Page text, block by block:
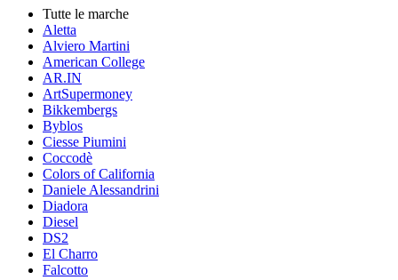
Tutte le marche
Aletta
Alviero Martini
American College
AR.IN
ArtSupermoney
Bikkembergs
Byblos
Ciesse Piumini
Coccodè
Colors of California
Daniele Alessandrini
Diadora
Diesel
DS2
El Charro
Falcotto